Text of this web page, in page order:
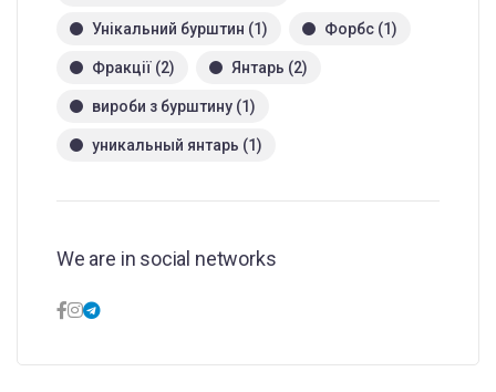
Унікальний бурштин (1) Форбс (1)
Фракції (2) Янтарь (2)
вироби з бурштину (1)
уникальный янтарь (1)
We are in social networks